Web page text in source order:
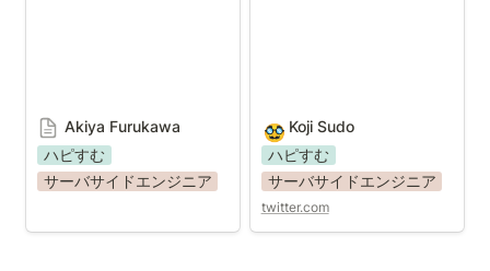
Akiya Furukawa
ハピすむ
サーバサイドエンジニア
🥸 Koji Sudo
ハピすむ
サーバサイドエンジニア
twitter.com